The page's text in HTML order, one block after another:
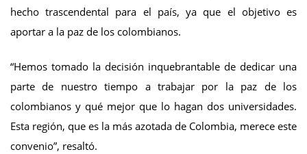
hecho trascendental para el país, ya que el objetivo es
aportar a la paz de los colombianos.
“Hemos tomado la decisión inquebrantable de dedicar una
parte de nuestro tiempo a trabajar por la paz de los
colombianos y qué mejor que lo hagan dos universidades.
Esta región, que es la más azotada de Colombia, merece este
convenio”, resaltó.